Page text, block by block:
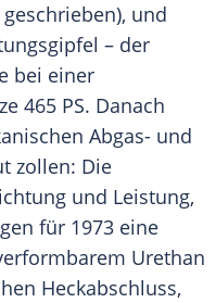
und
– der
bei einer
465 PS. Danach
Abgas- und
zollen: Die
und Leistung,
für 1973 eine
Urethan
Heckabschluss,